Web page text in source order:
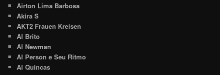
Airton Lima Barbosa
Akira S
AKT2 Frauen Kreisen
Al Brito
Al Newman
Al Person e Seu Ritmo
Al Quincas